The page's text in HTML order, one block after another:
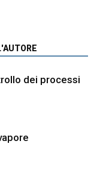
dei processi